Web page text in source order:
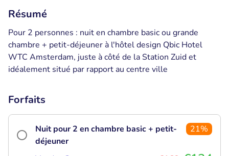
Résumé
Pour 2 personnes : nuit en chambre basic ou grande
chambre + petit-déjeuner à l'hôtel design Qbic Hotel
WTC Amsterdam, juste à côté de la Station Zuid et
idéalement situé par rapport au centre ville
Forfaits
Nuit pour 2 en chambre basic + petit-
déjeuner
21%